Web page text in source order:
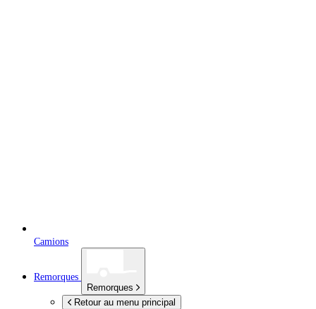
Camions
Remorques
Remorques
Retour au menu principal